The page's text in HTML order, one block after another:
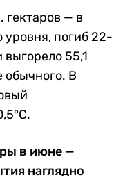
гектаров — в
уровня, погиб 22-
55,1
обычного. В
в июне —
наглядно